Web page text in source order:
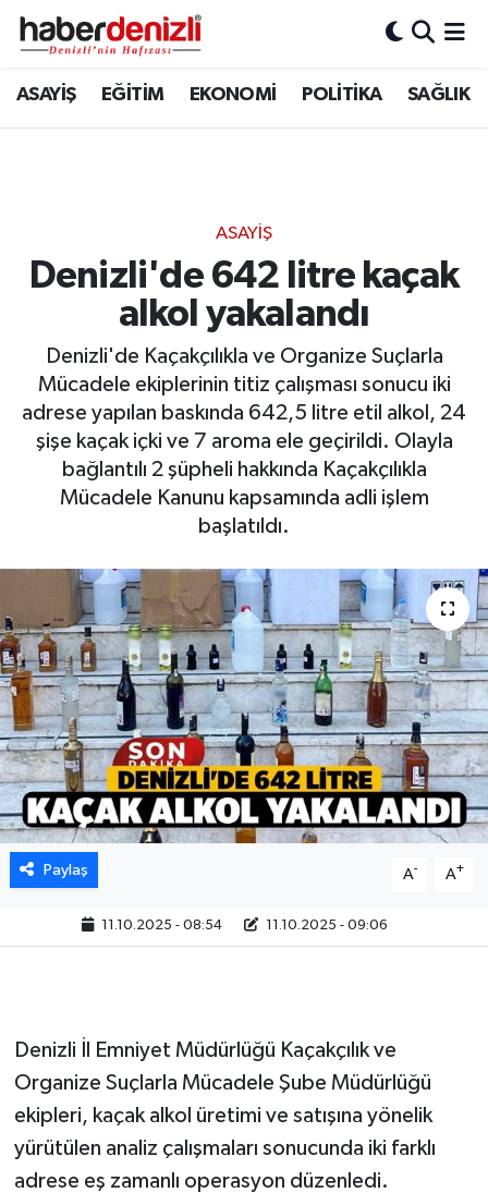
ASAYİŞ EĞİTİM EKONOMİ POLİTİKA SAĞLIK
ASAYİŞ
Denizli'de 642 litre kaçak
alkol yakalandı
Denizli'de Kaçakçılıkla ve Organize Suçlarla
Mücadele ekiplerinin titiz çalışması sonucu iki
adrese yapılan baskında 642,5 litre etil alkol, 24
şişe kaçak içki ve 7 aroma ele geçirildi. Olayla
bağlantılı 2 şüpheli hakkında Kaçakçılıkla
Mücadele Kanunu kapsamında adli işlem
başlatıldı.
Paylaş A- A+
11.10.2025 - 08:54 11.10.2025 - 09:06
Denizli İl Emniyet Müdürlüğü Kaçakçılık ve
Organize Suçlarla Mücadele Şube Müdürlüğü
ekipleri, kaçak alkol üretimi ve satışına yönelik
yürütülen analiz çalışmaları sonucunda iki farklı
adrese eş zamanlı operasyon düzenledi.
Denizli Nöbetçi Eczaneler
Tüm Manşetler
Son Dakika Haberleri
Haber Arşivi